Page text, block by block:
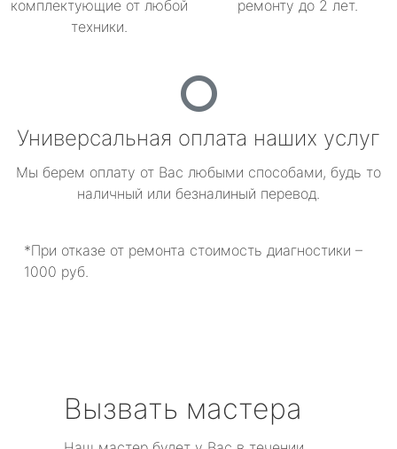
комплектующие от любой
техники.
ремонту до 2 лет.
Универсальная оплата наших услуг
Мы берем оплату от Вас любыми способами, будь то
наличный или безналиный перевод.
*При отказе от ремонта стоимость диагностики –
1000 руб.
Вызвать мастера